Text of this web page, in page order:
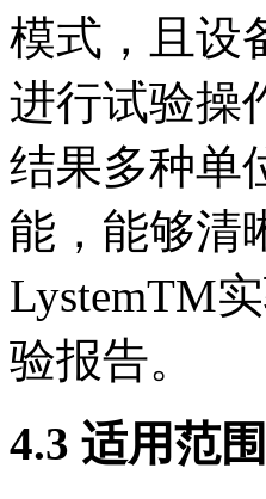
模式，且设
进行试验操
结果多种单
能，能够清
LystemTM
验报告。
4.3 适用范围